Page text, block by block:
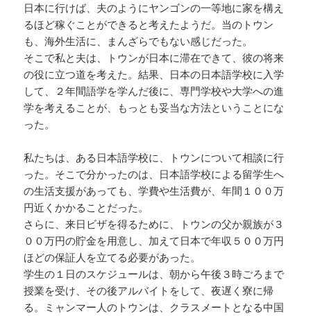
日本に行けば、夫のようにヤンゴンの一等地に家を構え
るほど稼ぐことができると考えたようだ。当のトウン
も、海外生活に、まんざらでもない感じだった。
そこで私と夫は、トウンが日本に滞在できて、彼の将来
の役に立つ道を考えた。結果、日本の日本語学校に入学
して、２年間語学を学んだ後に、専門学校や大学への進
学を考えることが、もっとも妥当な方法ということにな
った。
私たちは、ある日本語学校に、トウンについて相談に行
った。そこで分かったのは、日本語学校による留学生へ
の生活支援があっても、学費や生活費が、年間１００万
円近くかかることだった。
さらに、来日ビザを得るために、トウンの父か親族が３
００万円の貯金を用意し、加えて日本で年収５００万円
ほどの保証人を立てる必要があった。
学生の１日のスケジュールは、朝から午後３時ごろまで
授業を受け、その後アルバイトをして、夜遅く寮に帰
る。ミャンマー人のトウンは、クラスメートとなる中国